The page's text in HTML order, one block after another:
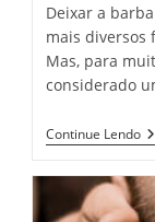
Deixar a
mais diversos
Mas, para
considerado
Continue Lendo